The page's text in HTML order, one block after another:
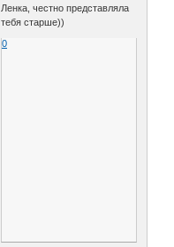
Ленка, честно представляла
тебя старше))
0